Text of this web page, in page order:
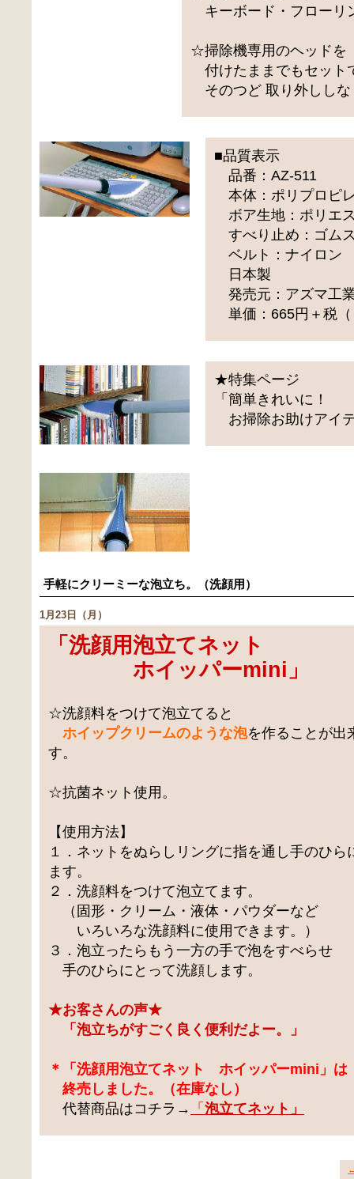
キーボード・フローリ
☆掃除機専用のヘッドを
付けたままでもセット
そのつど 取り外ししな
■品質表示
品番：AZ-511
本体：ポリプロピ
ボア生地：ポリエ
すべり止め：ゴム
ベルト：ナイロン
日本製
発売元：アズマ工
単価：665円＋税（
★特集ページ
「簡単きれいに！
お掃除お助けアイ
手軽にクリーミーな泡立ち。（洗顔用）
1月23日（月）
「 洗顔用泡立てネット
ホイッパーmini 」
☆洗顔料をつけて泡立てると
ホイップクリームのような泡を作ることが出
す。
☆抗菌ネット使用。
【使用方法】
１．ネットをぬらしリングに指を通し手のひら
ます。
２．洗顔料をつけて泡立てます。
（固形・クリーム・液体・パウダーなど
いろいろな洗顔料に使用できます。）
３．泡立ったらもう一方の手で泡をすべらせ
手のひらにとって洗顔します。
★お客さんの声★
「泡立ちがすごく良く便利だよー。」
＊「洗顔用泡立てネット ホイッパーmini」は
終売しました。（在庫なし）
代替商品はコチラ→
「泡立てネット」